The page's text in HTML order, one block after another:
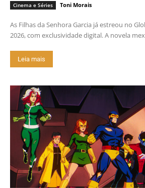
Cinema e Séries Toni Morais
As Filhas da Senhora Garcia já estreou no
2026, com exclusividade digital. A novela
Leia mais